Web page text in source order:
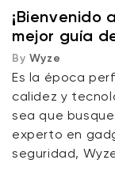
Sugerencia de
Sugerencia de
Sugerencia de
viviendas
¡Bienvenido
mejor guía
By Wyze
Es la época
calidez y
sea que
experto en
seguridad,